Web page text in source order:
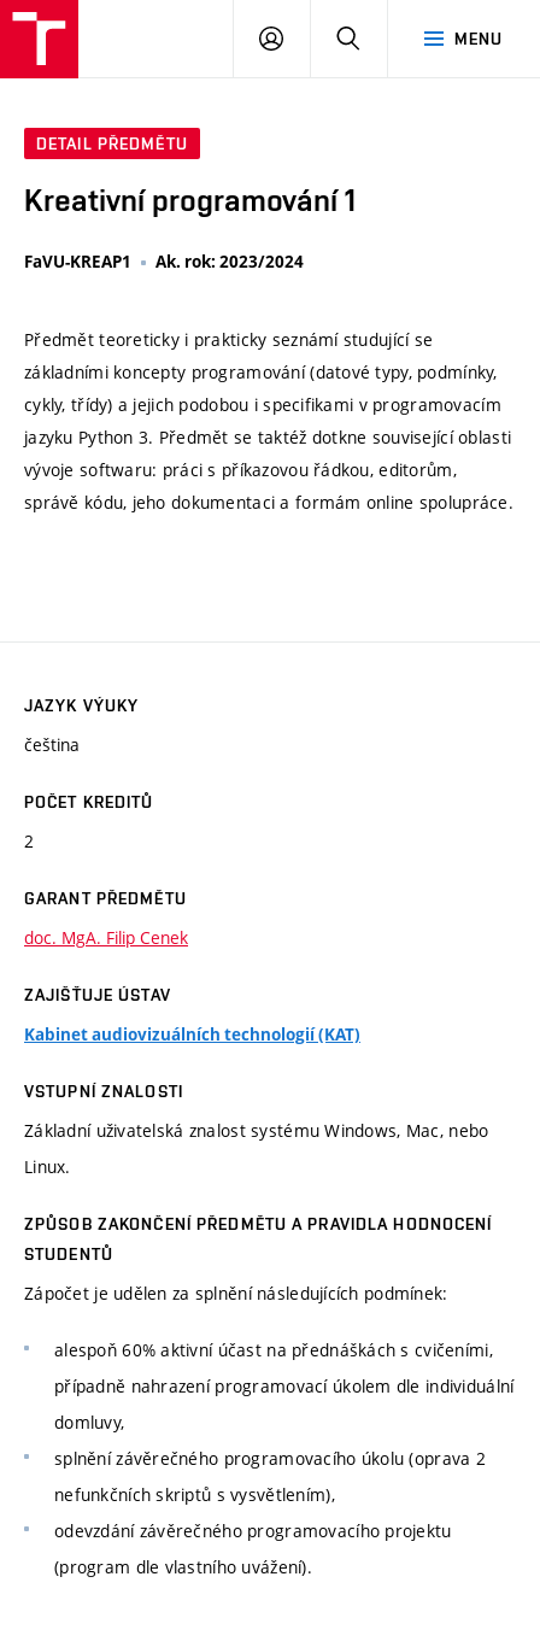
MENU
PŘIHLÁSIT
DETAIL PŘEDMĚTU
Kreativní programování 1
FaVU-KREAP1 Ak. rok: 2023/2024
Předmět teoreticky i prakticky seznámí studující se
základními koncepty programování (datové typy, podmínky,
cykly, třídy) a jejich podobou i specifikami v programovacím
jazyku Python 3. Předmět se taktéž dotkne související oblasti
vývoje softwaru: práci s příkazovou řádkou, editorům,
správě kódu, jeho dokumentaci a formám online spolupráce.
JAZYK VÝUKY
čeština
POČET KREDITŮ
2
GARANT PŘEDMĚTU
doc. MgA. Filip Cenek
ZAJIŠŤUJE ÚSTAV
Kabinet audiovizuálních technologií (KAT)
VSTUPNÍ ZNALOSTI
Základní uživatelská znalost systému Windows, Mac, nebo
Linux.
ZPŮSOB ZAKONČENÍ PŘEDMĚTU A PRAVIDLA HODNOCENÍ
STUDENTŮ
Zápočet je udělen za splnění následujících podmínek:
alespoň 60% aktivní účast na přednáškách s cvičeními,
případně nahrazení programovací úkolem dle individuální
domluvy,
splnění závěrečného programovacího úkolu (oprava 2
nefunkčních skriptů s vysvětlením),
odevzdání závěrečného programovacího projektu
(program dle vlastního uvážení).